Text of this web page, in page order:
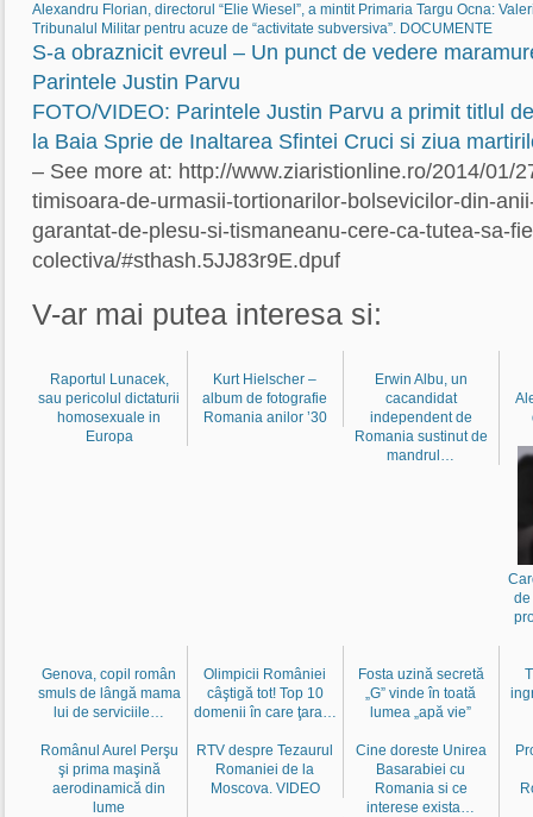
Alexandru Florian, directorul “Elie Wiesel”, a mintit Primaria Targu Ocna:
Tribunalul Militar pentru acuze de “activitate subversiva”. DOCUMENTE
S-a obraznicit evreul – Un punct de vedere
Parintele Justin Parvu
FOTO/VIDEO: Parintele Justin Parvu a primit titlul
la Baia Sprie de Inaltarea Sfintei Cruci si ziua
– See more at: http://www.ziaristionline.ro/2014/01/
timisoara-de-urmasii-tortionarilor-bolsevicilor-din-
garantat-de-plesu-si-tismaneanu-cere-ca-tutea-sa-
colectiva/#sthash.5JJ83r9E.dpuf
V-ar mai putea interesa si:
Raportul Lunacek,
sau pericolul dictaturii
homosexuale in
Europa
Kurt Hielscher –
album de fotografie
Romania anilor ’30
Erwin Albu, un
cacandidat
independent de
Romania sustinut de
mandrul…
Genova, copil român
smuls de lângă mama
lui de serviciile…
Olimpicii României
câştigă tot! Top 10
domenii în care ţara…
Fosta uzină secretă
„G” vinde în toată
lumea „apă vie”
Românul Aurel Perşu
şi prima maşină
aerodinamică din
lume
RTV despre Tezaurul
Romaniei de la
Moscova. VIDEO
Cine doreste Unirea
Basarabiei cu
Romania si ce
interese exista…